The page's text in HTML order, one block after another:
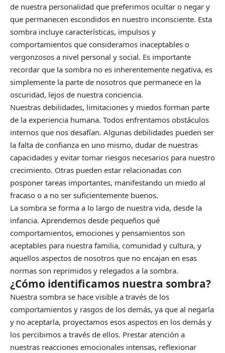
de nuestra personalidad que preferimos ocultar o negar y
que permanecen escondidos en nuestro inconsciente. Esta
sombra incluye características, impulsos y
comportamientos que consideramos inaceptables o
vergonzosos a nivel personal y social. Es importante
recordar que la sombra no es inherentemente negativa, es
simplemente la parte de nosotros que permanece en la
oscuridad, lejos de nuestra conciencia.
Nuestras debilidades, limitaciones y miedos forman parte
de la experiencia humana. Todos enfrentamos obstáculos
internos que nos desafían. Algunas debilidades pueden ser
la falta de confianza en uno mismo, dudar de nuestras
capacidades y evitar tomar riesgos necesarios para nuestro
crecimiento. Otras pueden estar relacionadas con
posponer tareas importantes, manifestando un miedo al
fracaso o a no ser suficientemente buenos.
La sombra se forma a lo largo de nuestra vida, desde la
infancia. Aprendemos desde pequeños qué
comportamientos, emociones y pensamientos son
aceptables para nuestra familia, comunidad y cultura, y
aquellos aspectos de nosotros que no encajan en esas
normas son reprimidos y relegados a la sombra.
¿Cómo identificamos nuestra sombra?
Nuestra sombra se hace visible a través de los
comportamientos y rasgos de los demás, ya que al negarla
y no aceptarla, proyectamos esos aspectos en los demás y
los percibimos a través de ellos. Prestar atención a
nuestras reacciones emocionales intensas, reflexionar